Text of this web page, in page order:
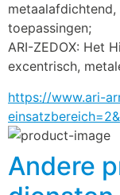
toepassingen;
ARI-ZEDOX: Het
excentrisch,
https://www.ari-
Andere